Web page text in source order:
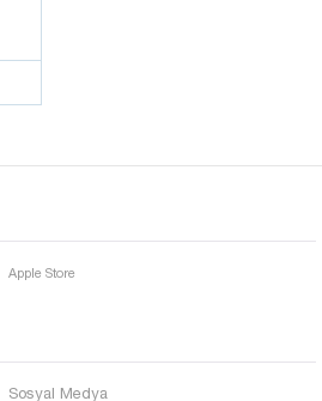
Apple Store
Sosyal Medya